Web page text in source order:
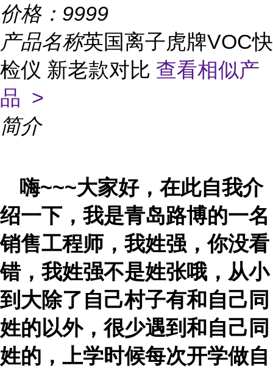
价格： 9999
产品名称英国离子虎牌VOC快
检仪 新老款对比 查看相似产
品 >
简介
嗨~~~大家好，在此自我介
绍一下，我是青岛路博的一名
销售工程师，我姓强，你没看
错，我姓强不是姓张哦，从小
到大除了自己村子有和自己同
姓的以外，很少遇到和自己同
姓的，上学时候每次开学做自